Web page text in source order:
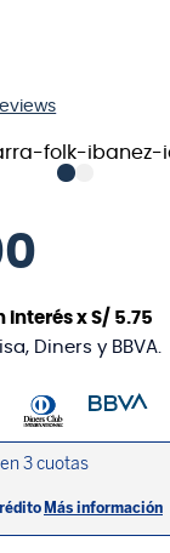
interés xS/ 5.75
Diners y BBVA.